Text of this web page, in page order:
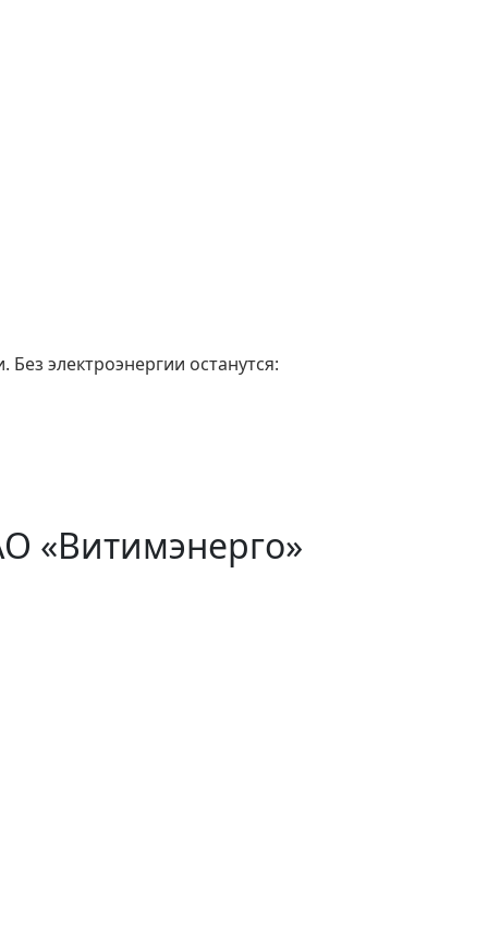
электроэнергии останутся:
«Витимэнерго»